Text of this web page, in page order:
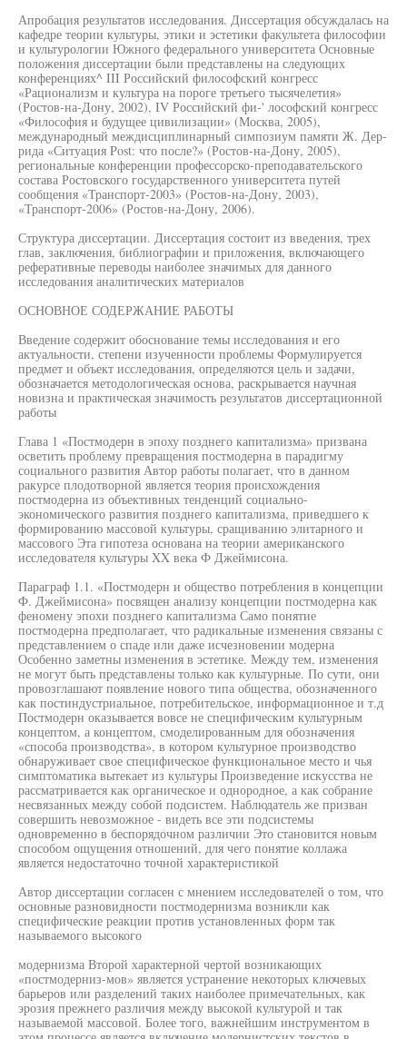
Апробация результатов исследования. Диссертация обсуждалась на
кафедре теории культуры, этики и эстетики факультета философии
и культурологии Южного федерального университета Основные
положения диссертации были представлены на следующих
конференциях^ III Российский философский конгресс
«Рационализм и культура на пороге третьего тысячелетия»
(Ростов-на-Дону, 2002), IV Российский фи-' лософский конгресс
«Философия и будущее цивилизации» (Москва, 2005),
международный междисциплинарный симпозиум памяти Ж. Дер-
рида «Ситуация Post: что после?» (Ростов-на-Дону, 2005),
региональные конференции профессорско-преподавательского
состава Ростовского государственного университета путей
сообщения «Транспорт-2003» (Ростов-на-Дону, 2003),
«Транспорт-2006» (Ростов-на-Дону, 2006).
Структура диссертации. Диссертация состоит из введения, трех
глав, заключения, библиографии и приложения, включающего
реферативные переводы наиболее значимых для данного
исследования аналитических материалов
ОСНОВНОЕ СОДЕРЖАНИЕ РАБОТЫ
Введение содержит обоснование темы исследования и его
актуальности, степени изученности проблемы Формулируется
предмет и объект исследования, определяются цель и задачи,
обозначается методологическая основа, раскрывается научная
новизна и практическая значимость результатов диссертационной
работы
Глава 1 «Постмодерн в эпоху позднего капитализма» призвана
осветить проблему превращения постмодерна в парадигму
социального развития Автор работы полагает, что в данном
ракурсе плодотворной является теория происхождения
постмодерна из объективных тенденций социально-
экономического развития позднего капитализма, приведшего к
формированию массовой культуры, сращиванию элитарного и
массового Эта гипотеза основана на теории американского
исследователя культуры XX века Ф Джеймисона.
Параграф 1.1. «Постмодерн и общество потребления в концепции
Ф. Джеймисона» посвящен анализу концепции постмодерна как
феномену эпохи позднего капитализма Само понятие
постмодерна предполагает, что радикальные изменения связаны с
представлением о спаде или даже исчезновении модерна
Особенно заметны изменения в эстетике. Между тем, изменения
не могут быть представлены только как культурные. По сути, они
провозглашают появление нового типа общества, обозначенного
как постиндустриальное, потребительское, информационное и т.д
Постмодерн оказывается вовсе не специфическим культурным
концептом, а концептом, смоделированным для обозначения
«способа производства», в котором культурное производство
обнаруживает свое специфическое функциональное место и чья
симптоматика вытекает из культуры Произведение искусства не
рассматривается как органическое и однородное, а как собрание
несвязанных между собой подсистем. Наблюдатель же призван
совершить невозможное - видеть все эти подсистемы
одновременно в беспорядочном различии Это становится новым
способом ощущения отношений, для чего понятие коллажа
является недостаточно точной характеристикой
Автор диссертации согласен с мнением исследователей о том, что
основные разновидности постмодернизма возникли как
специфические реакции против установленных форм так
называемого высокого
модернизма Второй характерной чертой возникающих
«постмодерниз-мов» является устранение некоторых ключевых
барьеров или разделений таких наиболее примечательных, как
эрозия прежнего различия между высокой культурой и так
называемой массовой. Более того, важнейшим инструментом в